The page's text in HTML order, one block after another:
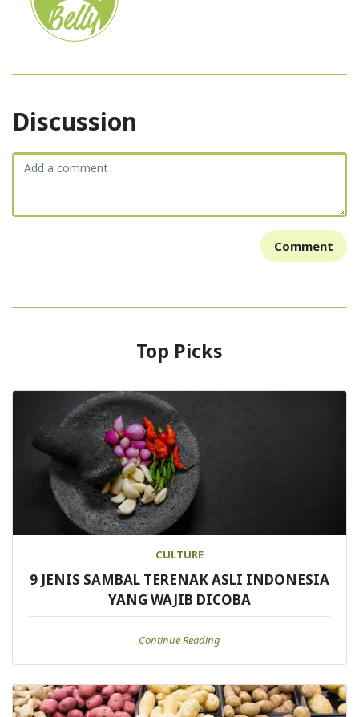
Discussion
Comment
Top Picks
CULTURE
9 JENIS SAMBAL TERENAK ASLI INDONESIA
YANG WAJIB DICOBA
Continue Reading